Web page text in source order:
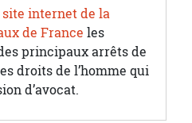
site internet de la
de France les
principaux arrêts de
droits de l’homme qui
d’avocat.